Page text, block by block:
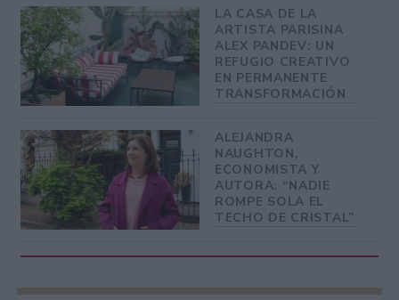
LA CASA DE LA
ARTISTA PARISINA
ALEX PANDEV: UN
REFUGIO CREATIVO
EN PERMANENTE
TRANSFORMACIÓN
ALEJANDRA
NAUGHTON,
ECONOMISTA Y
AUTORA: “NADIE
ROMPE SOLA EL
TECHO DE CRISTAL”